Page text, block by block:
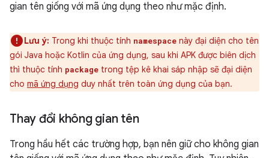
gian tên giống với mã ứng dụng theo như mặc định.
Lưu ý: Trong khi thuộc tính namespace này đại diện cho tên
gói Java hoặc Kotlin của ứng dụng, sau khi APK được biên dịch
thì thuộc tính package trong tệp kê khai sáp nhập sẽ đại diện
cho mã ứng dụng duy nhất trên toàn ứng dụng của bạn.
Thay đổi không gian tên
Trong hầu hết các trường hợp, bạn nên giữ cho không gian